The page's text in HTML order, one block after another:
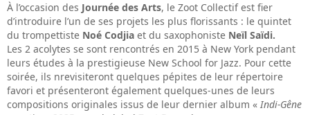
À l’occasion des Journée des Arts, le Zoot Collectif est fier
d’introduire l’un de ses projets les plus florissants : le quintet
du trompettiste Noé Codjia et du saxophoniste Neïl Saïdi.
Les 2 acolytes se sont rencontrés en 2015 à New York pendant
leurs études à la prestigieuse New School for Jazz. Pour cette
soirée, ils nrevisiteront quelques pépites de leur répertoire
favori et présenteront également quelques-unes de leurs
compositions originales issus de leur dernier album « Indi-Gêne